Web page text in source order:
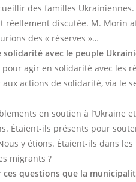
des familles Ukrainiennes.
réellement discutée. M. Morin
des « réserves »…
avec le peuple
agir en solidarité avec les
actions de solidarité, via le
en soutien à l’Ukraine
Étaient-ils présents pour
y étions. Étaient-ils dans
migrants ?
ces questions que la